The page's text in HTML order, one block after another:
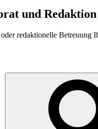
und Redaktion
redaktionelle Betreuung